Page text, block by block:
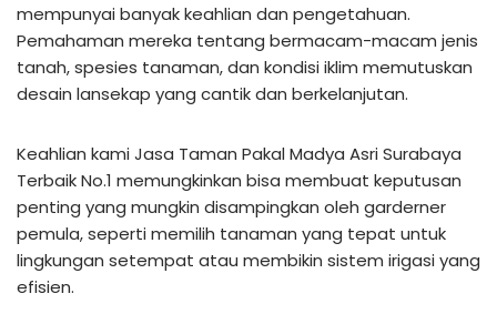
mempunyai banyak keahlian dan pengetahuan.
Pemahaman mereka tentang bermacam-macam jenis
tanah, spesies tanaman, dan kondisi iklim memutuskan
desain lansekap yang cantik dan berkelanjutan.
Keahlian kami Jasa Taman Pakal Madya Asri Surabaya
Terbaik No.1 memungkinkan bisa membuat keputusan
penting yang mungkin disampingkan oleh garderner
pemula, seperti memilih tanaman yang tepat untuk
lingkungan setempat atau membikin sistem irigasi yang
efisien.